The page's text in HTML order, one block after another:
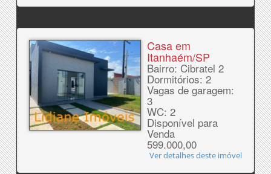
Casa em
Itanhaém/SP
Bairro: Cibratel 2
Dormitórios: 2
Vagas de garagem:
3
WC: 2
Disponível para
Venda
599.000,00
Ver detalhes deste imóvel